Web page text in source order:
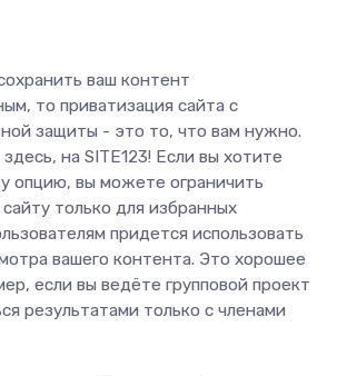
ваш контент
то приватизация сайта с
защиты - это то, что вам нужно.
на SITE123! Если вы хотите
опцию, вы можете ограничить
только для избранных
придется использовать
вашего контента. Это хорошее
если вы ведёте групповой проект
результатами только с членами